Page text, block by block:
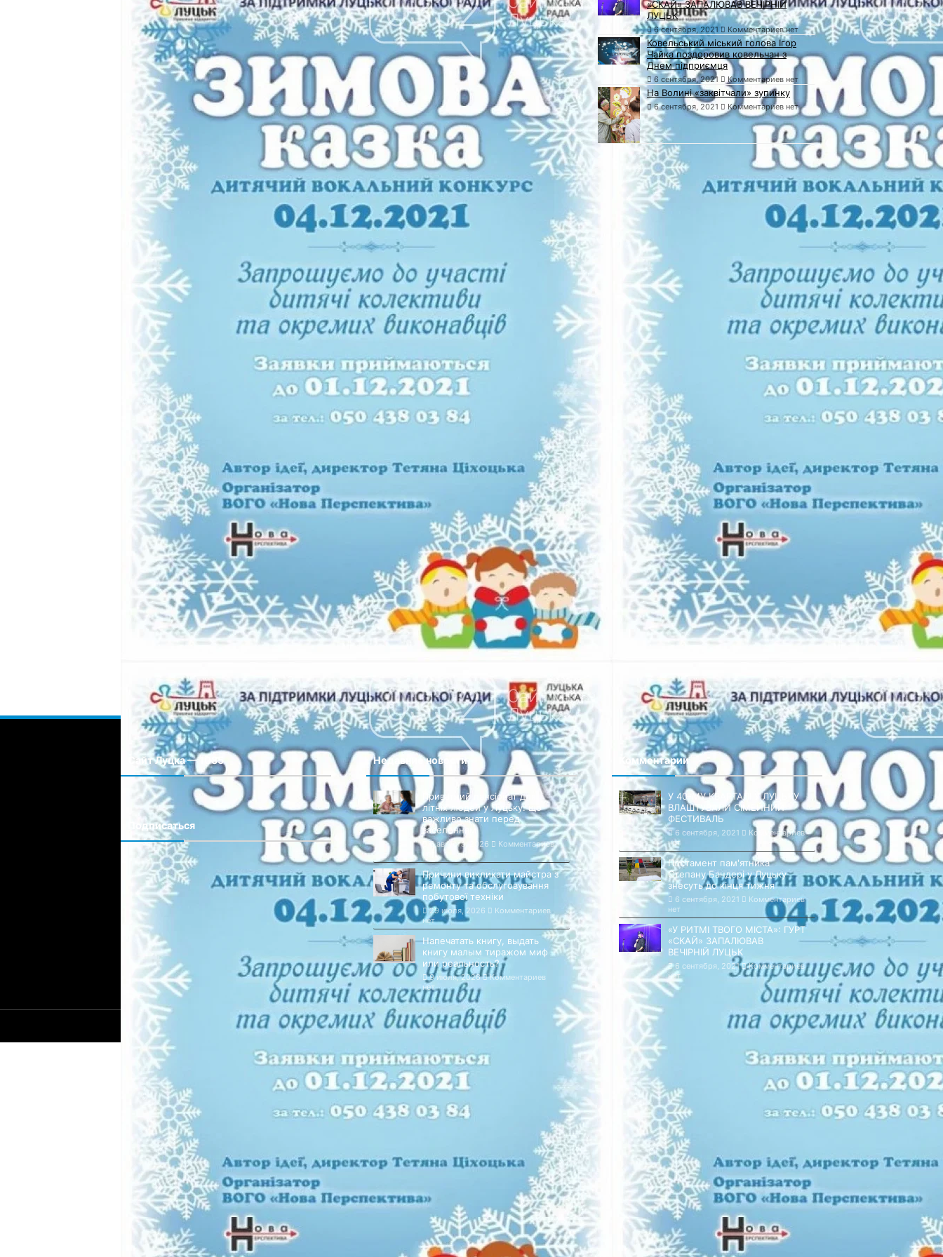
Конкурс «Зимова казка» проводиться з метою популяризації різдвяних пісенних
традицій, дитячих пісень на зимову тематику, виявленні та підтримці талановитих
дітей та творчих дитячих колективів. До участі запрошуються окремі виконавці та
творчі колективи. Вік учасників від 5 до 16 років. Про це повідомляють на сторінці
Департаменту культури міста Луцька. Термін подачі заявок – до 1 грудня 2021 року.
Конкурс відбудеться 4 грудня 2021 року о 10:00 в приміщенні мистецького салону
«Лесина світлиця». Організатори: ВОГО «Нова Перспектива» за підтримки
департаменту культури Луцької міської ради.
[ad_2]
Источник:
На Ковельщині поліціянти
впіймали викрадача
Предыдущая запись
Які маршрути
громадського транспорту
Луцька найпопулярніші
Следующая запись
Добавить комментарий
Ваш адрес email не будет опубликован.
Комментарий
Имя* Сайт
Сохранить моё имя, email и адрес сайта в этом браузере для последующих моих комментариев.
«СКАЙ» ЗАПАЛЮВАВ ВЕЧІРНІЙ
ЛУЦЬК
6 сентября, 2021 Комментариев нет
Ковельський міський голова Ігор
Чайка поздоровив ковельчан з
Днем підприємця
6 сентября, 2021 Комментариев нет
На Волині «заквітчали» зупинку
6 сентября, 2021 Комментариев нет
Сайт Луцка — 1085
Сайт города Луцка
Подписаться
Недавние новости
Приватний пансіонат для
літніх людей у Луцьку: що
важливо знати перед
заселенням
6 августа, 2026
Комментариев
Причини викликати майстра з
ремонту та обслуговування
побутової техніки
29 июля, 2026
Комментариев
нет
Напечатать книгу, выдать
книгу малым тиражом миф
или реальность?
9 июля, 2026
Комментариев
нет
Комментарии
У 40-МУ КВАРТАЛІ У ЛУЦЬКУ
ВЛАШТУВАЛИ СІМЕЙНИЙ
ФЕСТИВАЛЬ
6 сентября, 2021
Комментариев
нет
Постамент пам'ятника
Степану Бандері у Луцьку
знесуть до кінця тижня
6 сентября, 2021
Комментариев
нет
«У РИТМІ ТВОГО МІСТА»: ГУРТ
«СКАЙ» ЗАПАЛЮВАВ
ВЕЧІРНІЙ ЛУЦЬК
6 сентября, 2021
Комментариев
нет
© 2021-2026 Сайт Луцка - 1085